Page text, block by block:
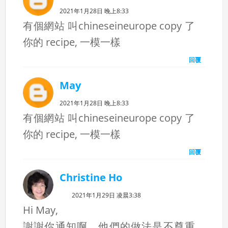
2021年1月28日 晚上8:33
有個網站 叫chineseineurope copy 了
你的 recipe, 一模一樣
回覆
May
2021年1月28日 晚上8:33
有個網站 叫chineseineurope copy 了
你的 recipe, 一模一樣
回覆
Christine Ho
2021年1月29日 凌晨3:38
Hi May,